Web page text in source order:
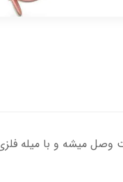
میشه و با میله